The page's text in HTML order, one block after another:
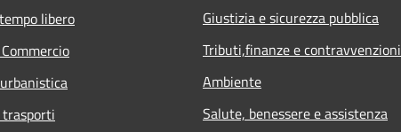
libero
Giustizia e sicurezza pubblica
Tributi,finanze e contravvenzioni
Ambiente
Salute, benessere e assistenza